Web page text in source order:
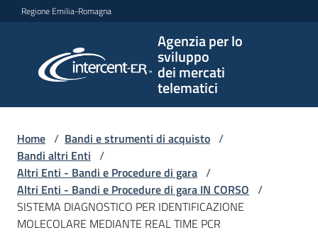
Vai al contenuto
Vai alla navigazione
Vai al footer
Regione Emilia-Romagna
Agenzia per lo
sviluppo
dei mercati
telematici
per lo
sviluppo
telematici
L'Agenzia
Home / Bandi e strumenti di acquisto /
Bandi altri Enti /
Altri Enti - Bandi e Procedure di gara /
Altri Enti - Bandi e Procedure di gara IN CORSO /
SISTEMA DIAGNOSTICO PER IDENTIFICAZIONE
MOLECOLARE MEDIANTE REAL TIME PCR